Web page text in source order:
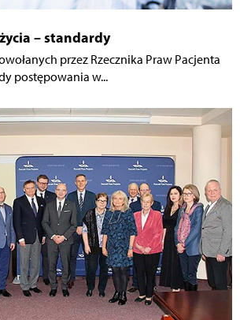
– standardy
przez Rzecznika Praw Pacjenta
postępowania w...